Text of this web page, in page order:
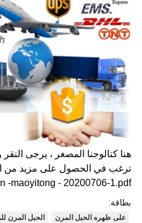
هنا كتالوجنا المصغر ، يرجى النقر
ترغب في الحصول على مزيد من
-maoyitong - 20200706-1.pdf
بطاقة:
على ظهره الحبل المرن
الحبل المرن